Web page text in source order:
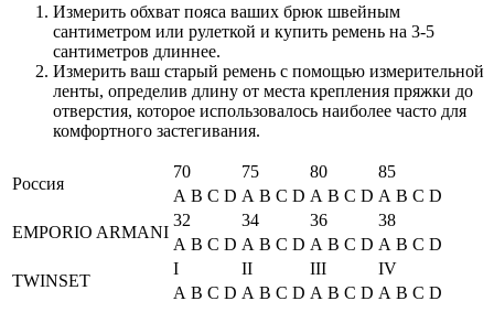
Измерить обхват пояса ваших брюк швейным
сантиметром или рулеткой и купить ремень на 3-5
сантиметров длиннее.
Измерить ваш старый ремень с помощью измерительной
ленты, определив длину от места крепления пряжки до
отверстия, которое использовалось наиболее часто для
комфортного застегивания.
Россия
70 75 80
85
A B C D A B C D A B C D A B C D
EMPORIO ARMANI
32 34 36
38
A B C D A B C D A B C D A B C D
TWINSET
I II III
IV
A B C D A B C D A B C D A B C D